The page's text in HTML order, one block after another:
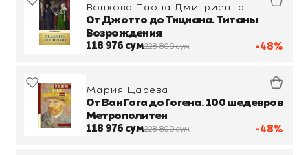
-48%
Волкова Паола Дмитриевна
От Джотто до Тициана. Титаны
Возрождения
118 976 сум228 800 сум
-48%
Мария Царева
От Ван Гога до Гогена. 100 шедевров
Метрополитен
118 976 сум228 800 сум